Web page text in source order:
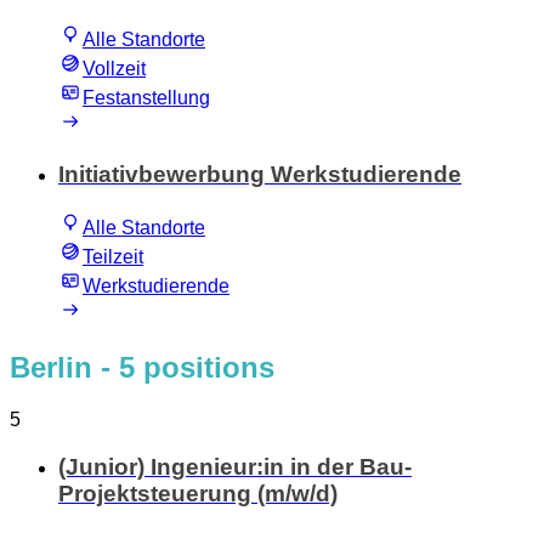
Alle Standorte
Vollzeit
Festanstellung
Initiativbewerbung Werkstudierende
Alle Standorte
Teilzeit
Werkstudierende
Berlin - 5 positions
5
(Junior) Ingenieur:in in der Bau-
Projektsteuerung (m/w/d)